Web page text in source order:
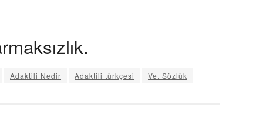
Adaktili Nedir Adaktili türkçesi Vet Sözlük